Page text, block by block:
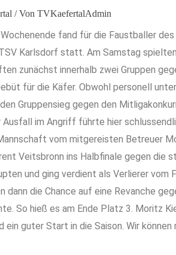
/ Von TVKaefertalAdmin
fand für die Faustballer
Karlsdorf statt. Am Samstag
zunächst innerhalb zwei Gruppen
für die Käfer. Obwohl personell
Gruppensieg gegen den
Ausfall im Angriff führte hier
vom mitgereisten Betreuer
Veitsbronn ins Halbfinale gegen die
und ging verdient als Verlierer vom
dann die Chance auf eine Revanche
So hieß es am Ende Platz 3. Moritz
ein guter Start in die Saison. Wir